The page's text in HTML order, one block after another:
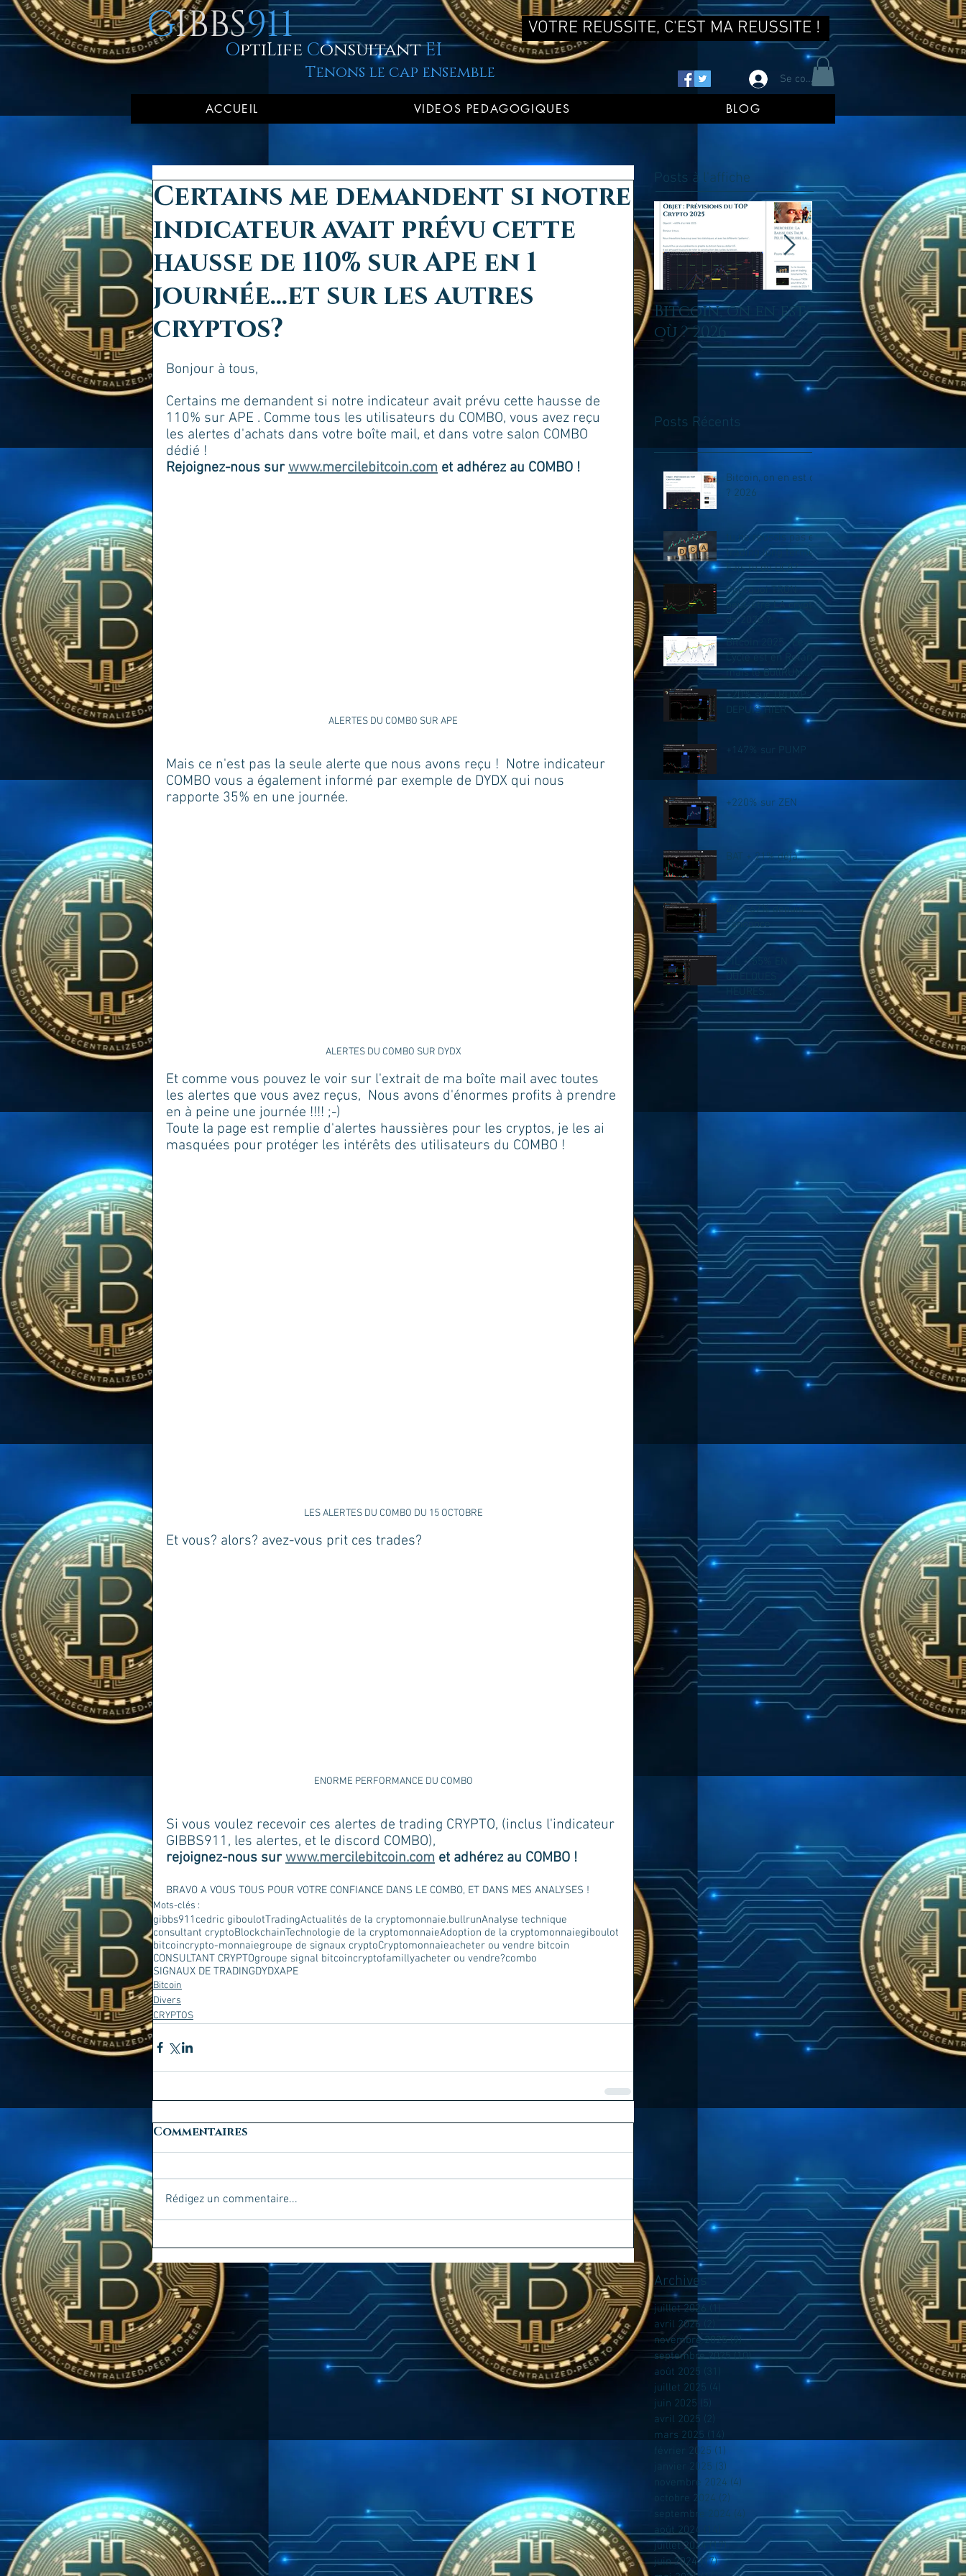
GIBBS911
OptiLife ConsultantEI
VOTRE REUSSITE, C'EST MA REUSSITE !
Tenons le cap ensemble Se connecter
ACCUEIL VIDEOS PEDAGOGIQUES BLOG
Certains me demandent si notre
indicateur avait prévu cette
hausse de 110% sur APE en 1
journée...et sur les autres
cryptos?
Bonjour à tous,
Certains me demandent si notre indicateur avait prévu cette hausse de
110% sur APE . Comme tous les utilisateurs du COMBO, vous avez reçu
les alertes d'achats dans votre boîte mail, et dans votre salon COMBO
dédié !
Rejoignez-nous sur www.mercilebitcoin.com et adhérez au COMBO !
ALERTES DU COMBO SUR APE
Mais ce n'est pas la seule alerte que nous avons reçu !  Notre indicateur
COMBO vous a également informé par exemple de DYDX qui nous
rapporte 35% en une journée.
ALERTES DU COMBO SUR DYDX
Et comme vous pouvez le voir sur l'extrait de ma boîte mail avec toutes
les alertes que vous avez reçus,  Nous avons d'énormes profits à prendre
en à peine une journée !!!! ;-)
Toute la page est remplie d'alertes haussières pour les cryptos, je les ai
masquées pour protéger les intérêts des utilisateurs du COMBO !
LES ALERTES DU COMBO DU 15 OCTOBRE
Et vous? alors? avez-vous prit ces trades?
ENORME PERFORMANCE DU COMBO
Si vous voulez recevoir ces alertes de trading CRYPTO, (inclus l'indicateur
GIBBS911, les alertes, et le discord COMBO),
rejoignez-nous sur www.mercilebitcoin.com et adhérez au COMBO !
BRAVO A VOUS TOUS POUR VOTRE CONFIANCE DANS LE COMBO, ET DANS MES ANALYSES !
Mots-clés :
gibbs911 cedric giboulotTradingActualités de la cryptomonnaie.bullrunAnalyse technique
consultant cryptoBlockchainTechnologie de la cryptomonnaieAdoption de la cryptomonnaiegiboulot
bitcoincrypto-monnaiegroupe de signaux cryptoCryptomonnaieacheter ou vendre bitcoin
CONSULTANT CRYPTOgroupe signal bitcoincryptofamillyacheter ou vendre?combo
SIGNAUX DE TRADINGDYDXAPE
Bitcoin
Divers
CRYPTOS
Commentaires
Rédigez un commentaire...
Posts à l'affiche
Bitcoin, on en est
où ? 2026
tu ne reussis pas
en trading long
terme? Fais tu du
DCA?
Posts Récents
Bitcoin, on en est où
? 2026
tu ne reussis pas en
trading long terme?
Fais tu du DCA?
Pourquoi TRON
peut-être LA crypto
de 2026 ?
Bitcoin 2025 : Le
Cycle est en Retard,
mais le BullRUN
n’est PAS fini !
+20% sur TRUMP
DEPUIS HIER
+147% sur PUMP
+220% sur ZEN
BAT + 21% déjà....
ZK + 67% depuis
l'annonce
FIL + 55% EN
Archives
juillet 2026
avril 2026
2 posts
novembre 2025 (9)9 posts
septembre 2025 (10)10 posts
août 2025
31 posts
juillet 2025
(4)
juin 2025 (5)
avril 2025
(2)
mars 2025 (14)
février 2025 (1)
janvier 2025 (3)
novembre 2024 (4)
octobre 2024 (2)
septembre 2024 (4) 4 posts
août 2024
14 posts
juillet 2024 (17)17 posts
juin 2024 (17)17 posts